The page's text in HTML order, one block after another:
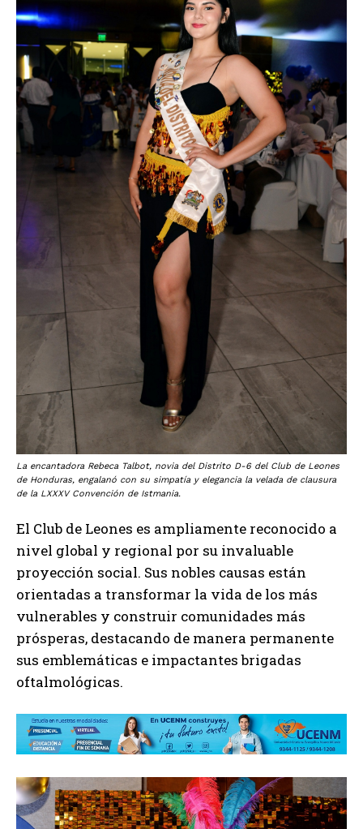
La encantadora Rebeca Talbot, novia del Distrito D-6 del Club de Leones
de Honduras, engalanó con su simpatía y elegancia la velada de clausura
de la LXXXV Convención de Istmania.
El Club de Leones es ampliamente reconocido a
nivel global y regional por su invaluable
proyección social. Sus nobles causas están
orientadas a transformar la vida de los más
vulnerables y construir comunidades más
prósperas, destacando de manera permanente
sus emblemáticas e impactantes brigadas
oftalmológicas.